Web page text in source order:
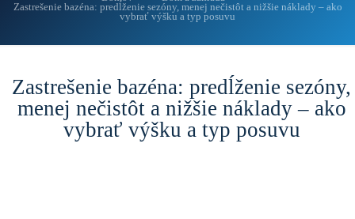
Zastrešenie bazéna: predĺženie sezóny, menej nečistôt a nižšie náklady – ako
vybrať výšku a typ posuvu
Zastrešenie bazéna: predĺženie sezóny,
menej nečistôt a nižšie náklady – ako
vybrať výšku a typ posuvu